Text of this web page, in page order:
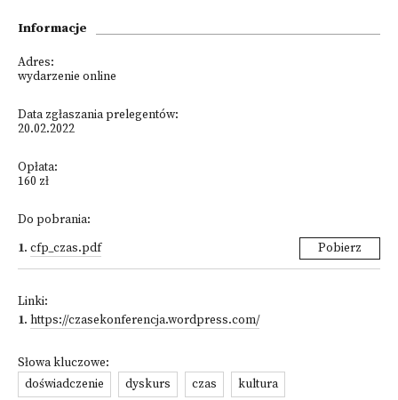
Informacje
Adres:
wydarzenie online
Data zgłaszania prelegentów:
20.02.2022
Opłata:
160 zł
Do pobrania:
1. cfp_czas.pdf Pobierz
Linki:
1. https://czasekonferencja.wordpress.com/
Słowa kluczowe:
doświadczenie
dyskurs czas kultura